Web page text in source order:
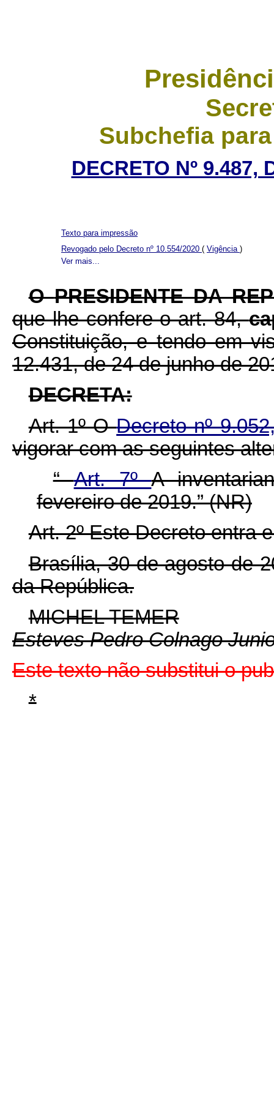
Subchefia
DECRETO Nº 9.487,
Ver mais...
Texto para impressão
Revogado pelo Decreto nº 10.554/2020 ( Vigência )
OPRESIDENTE DA
que lhe confere o art. 84,
Constituição, e tendo em
12.431, de 24 de junho de
DECRETA:
Art. 1º ODecreto nº
vigorar com as seguintes
“Art. 7ºA
fevereiro de 2019.” (NR)
Art. 2º Este Decreto entra
Brasília, 30 de agosto de
da República.
MICHEL TEMER
Esteves Pedro Colnago
Este texto não substitui o
*